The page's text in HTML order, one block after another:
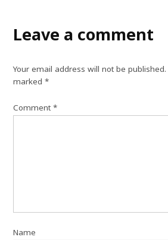
Leave a comment
Your email address will not be published.
marked*
Comment*
Name